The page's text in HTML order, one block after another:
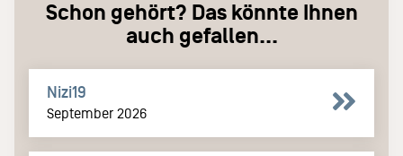
Schon gehört? Das könnte Ihnen
auch gefallen...
Nizi19
September 2026